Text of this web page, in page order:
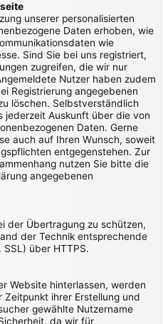
unserer personalisierten
Daten erhoben, wie
wie
Sind Sie bei uns registriert,
zugreifen, die wir nur
Nutzer haben zudem
Registrierung angegebenen
löschen. Selbstverständlich
jederzeit Auskunft über die von
Daten. Gerne
auch auf Ihren Wunsch, soweit
entgegenstehen. Zur
nutzen Sie bitte die
angegebenen
der Übertragung zu schützen,
der Technik entsprechende
über HTTPS.
Website hinterlassen, werden
ihrer Erstellung und
gewählte Nutzername
da wir für